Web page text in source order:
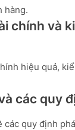
hàng.
chính và
hiệu quả,
các quy
các quy định